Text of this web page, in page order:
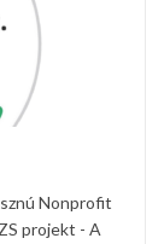
Nonprofit
projekt - A